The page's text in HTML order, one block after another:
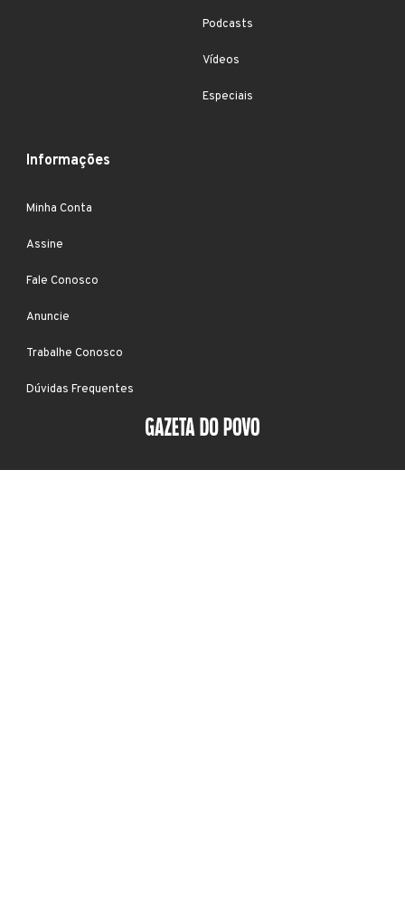
Podcasts
Vídeos
Especiais
Informações
Minha Conta
Assine
Fale Conosco
Anuncie
Trabalhe Conosco
Dúvidas Frequentes